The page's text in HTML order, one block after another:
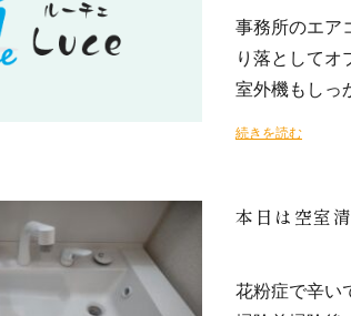
事務所のエア
り落としてオ
室外機もしっ
続きを読む
本日は空室清
花粉症で辛い